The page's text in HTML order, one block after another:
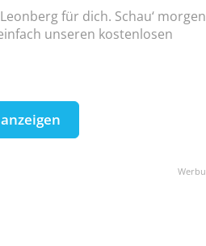
für dich. Schau‘ morgen
unseren kostenlosen